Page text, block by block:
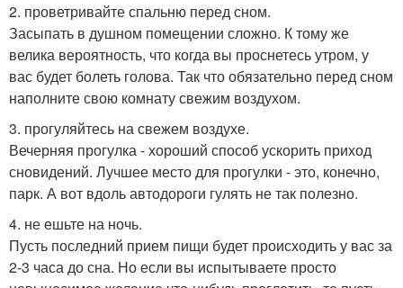
2. проветривайте спальню перед сном.
Засыпать в душном помещении сложно. К тому же
велика вероятность, что когда вы проснетесь утром, у
вас будет болеть голова. Так что обязательно перед сном
наполните свою комнату свежим воздухом.
3. прогуляйтесь на свежем воздухе.
Вечерняя прогулка - хороший способ ускорить приход
сновидений. Лучшее место для прогулки - это, конечно,
парк. А вот вдоль автодороги гулять не так полезно.
4. не ешьте на ночь.
Пусть последний прием пищи будет происходить у вас за
2-3 часа до сна. Но если вы испытываете просто